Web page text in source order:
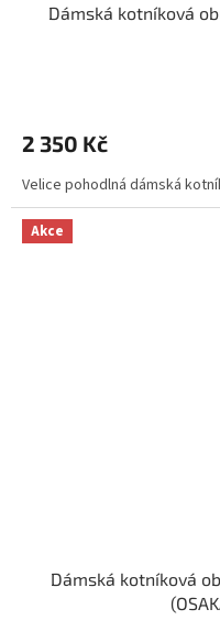
Dámská kotníková
2 350 Kč
Velice pohodlná dámská
Akce
Dámská kotníková